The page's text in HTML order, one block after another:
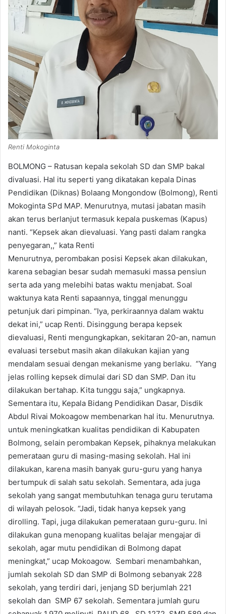
Renti Mokoginta
BOLMONG – Ratusan kepala sekolah SD dan SMP bakal
divaluasi. Hal itu seperti yang dikatakan kepala Dinas
Pendidikan (Diknas) Bolaang Mongondow (Bolmong), Renti
Mokoginta SPd MAP. Menurutnya, mutasi jabatan masih
akan terus berlanjut termasuk kepala puskemas (Kapus)
nanti. “Kepsek akan dievaluasi. Yang pasti dalam rangka
penyegaran,,” kata Renti
Menurutnya, perombakan posisi Kepsek akan dilakukan,
karena sebagian besar sudah memasuki massa pensiun
serta ada yang melebihi batas waktu menjabat. Soal
waktunya kata Renti sapaannya, tinggal menunggu
petunjuk dari pimpinan. “Iya, perkiraannya dalam waktu
dekat ini,” ucap Renti. Disinggung berapa kepsek
dievaluasi, Renti mengungkapkan, sekitaran 20-an, namun
evaluasi tersebut masih akan dilakukan kajian yang
mendalam sesuai dengan mekanisme yang berlaku. “Yang
jelas rolling kepsek dimulai dari SD dan SMP. Dan itu
dilakukan bertahap. Kita tunggu saja,” ungkapnya.
Sementara itu, Kepala Bidang Pendidikan Dasar, Disdik
Abdul Rivai Mokoagow membenarkan hal itu. Menurutnya.
untuk meningkatkan kualitas pendidikan di Kabupaten
Bolmong, selain perombakan Kepsek, pihaknya melakukan
pemerataan guru di masing-masing sekolah. Hal ini
dilakukan, karena masih banyak guru-guru yang hanya
bertumpuk di salah satu sekolah. Sementara, ada juga
sekolah yang sangat membutuhkan tenaga guru terutama
di wilayah pelosok. “Jadi, tidak hanya kepsek yang
dirolling. Tapi, juga dilakukan pemerataan guru-guru. Ini
dilakukan guna menopang kualitas belajar mengajar di
sekolah, agar mutu pendidikan di Bolmong dapat
meningkat,” ucap Mokoagow. Sembari menambahkan,
jumlah sekolah SD dan SMP di Bolmong sebanyak 228
sekolah, yang terdiri dari, jenjang SD berjumlah 221
sekolah dan SMP 67 sekolah. Sementara jumlah guru